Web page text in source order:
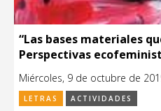
“Las bases materiales
Perspectivas
Miércoles, 9 de octubre de
LETRAS ACTIVIDADES